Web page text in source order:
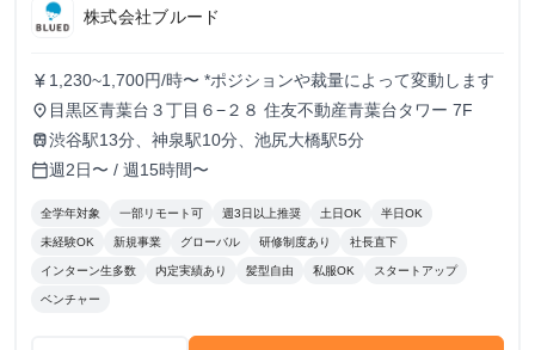
株式会社ブルード
currency_yen 1,230~1,700円/時〜 *ポジションや裁量によって変動します
place 目黒区青葉台３丁目６−２８ 住友不動産青葉台タワー 7F
train渋谷駅13分、神泉駅10分、池尻大橋駅5分
calendar_today週2日〜 / 週15時間〜
全学年対象 一部リモート可 週3日以上推奨 土日OK 半日OK
未経験OK 新規事業 グローバル 研修制度あり 社長直下
インターン生多数 内定実績あり 髪型自由 私服OK スタートアップ
ベンチャー